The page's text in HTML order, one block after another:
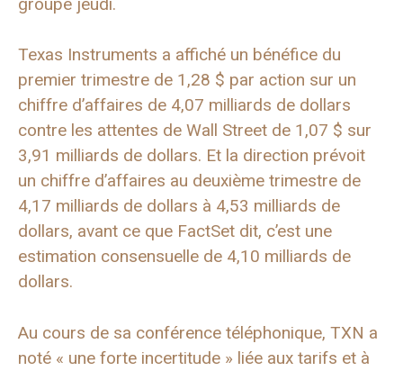
Texas Instruments a affiché un bénéfice du
premier trimestre de 1,28 $ par action sur un
chiffre d’affaires de 4,07 milliards de dollars
contre les attentes de Wall Street de 1,07 $ sur
3,91 milliards de dollars. Et la direction prévoit
un chiffre d’affaires au deuxième trimestre de
4,17 milliards de dollars à 4,53 milliards de
dollars, avant ce que FactSet dit, c’est une
estimation consensuelle de 4,10 milliards de
dollars.
Au cours de sa conférence téléphonique, TXN a
noté « une forte incertitude » liée aux tarifs et à